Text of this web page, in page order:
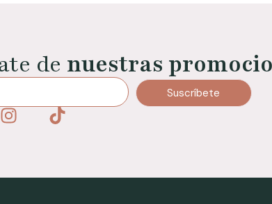
de nuestras
Suscríbete